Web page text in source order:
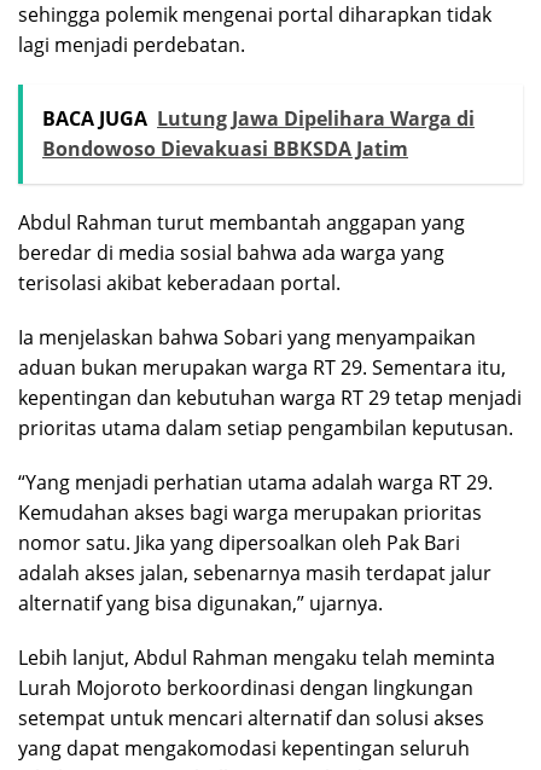
sehingga polemik mengenai portal diharapkan tidak
lagi menjadi perdebatan.
BACA JUGA Lutung Jawa Dipelihara Warga di
Bondowoso Dievakuasi BBKSDA Jatim
Abdul Rahman turut membantah anggapan yang
beredar di media sosial bahwa ada warga yang
terisolasi akibat keberadaan portal.
Ia menjelaskan bahwa Sobari yang menyampaikan
aduan bukan merupakan warga RT 29. Sementara itu,
kepentingan dan kebutuhan warga RT 29 tetap menjadi
prioritas utama dalam setiap pengambilan keputusan.
“Yang menjadi perhatian utama adalah warga RT 29.
Kemudahan akses bagi warga merupakan prioritas
nomor satu. Jika yang dipersoalkan oleh Pak Bari
adalah akses jalan, sebenarnya masih terdapat jalur
alternatif yang bisa digunakan,” ujarnya.
Lebih lanjut, Abdul Rahman mengaku telah meminta
Lurah Mojoroto berkoordinasi dengan lingkungan
setempat untuk mencari alternatif dan solusi akses
yang dapat mengakomodasi kepentingan seluruh